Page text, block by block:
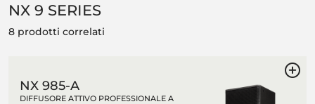
NX 9 SERIES
8 prodotti correlati
NX 985-A
DIFFUSORE ATTIVO PROFESSIONALE A